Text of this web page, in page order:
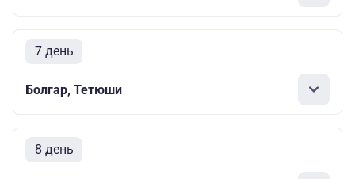
7 день
Болгар, Тетюши
8 день